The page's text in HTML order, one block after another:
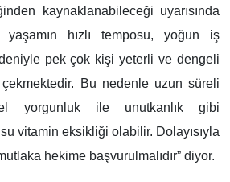
kaynaklanabileceği uyarısında
yaşamın hızlı temposu, yoğun iş
pek çok kişi yeterli ve dengeli
Bu nedenle uzun süreli
yorgunluk ile unutkanlık gibi
vitamin eksikliği olabilir. Dolayısıyla
hekime başvurulmalıdır” diyor.